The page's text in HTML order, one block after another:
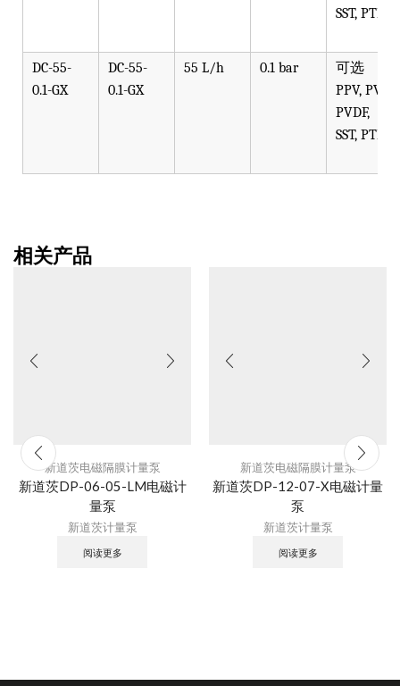
SST, PTFE
DC-55-
0.1-GX
DC-55-
0.1-GX
55 L/h 0.1 bar
可选
PPV, PVT,
PVDF,
SST, PTFE
相关产品
新道茨电磁隔膜计量泵
新道茨DP-06-05-LM电磁计
量泵
新道茨计量泵
阅读更多
新道茨电磁隔膜计量泵
新道茨DP-12-07-X电磁计量
泵
新道茨计量泵
阅读更多